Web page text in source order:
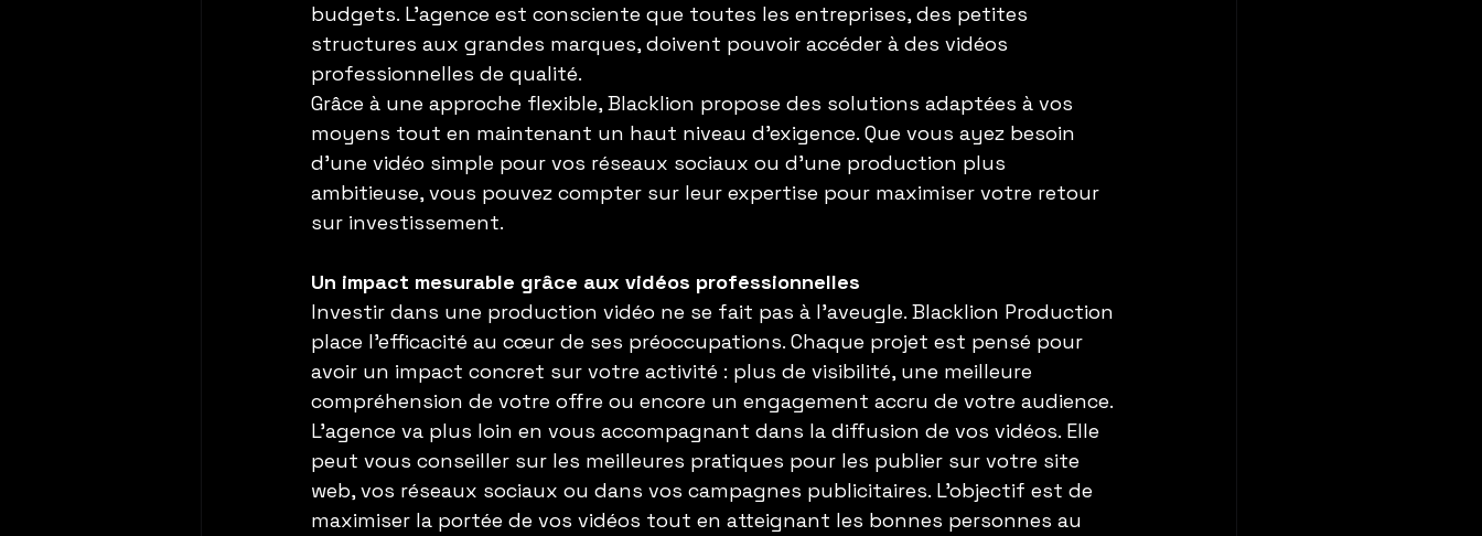
budgets. L’agence est consciente que toutes les entreprises, des petites
structures aux grandes marques, doivent pouvoir accéder à des vidéos
professionnelles de qualité.
Grâce à une approche flexible, Blacklion propose des solutions adaptées à vos
moyens tout en maintenant un haut niveau d’exigence. Que vous ayez besoin
d’une vidéo simple pour vos réseaux sociaux ou d’une production plus
ambitieuse, vous pouvez compter sur leur expertise pour maximiser votre retour
sur investissement.
Un impact mesurable grâce aux vidéos professionnelles
Investir dans une production vidéo ne se fait pas à l’aveugle. Blacklion Production
place l’efficacité au cœur de ses préoccupations. Chaque projet est pensé pour
avoir un impact concret sur votre activité : plus de visibilité, une meilleure
compréhension de votre offre ou encore un engagement accru de votre audience.
L’agence va plus loin en vous accompagnant dans la diffusion de vos vidéos. Elle
peut vous conseiller sur les meilleures pratiques pour les publier sur votre site
web, vos réseaux sociaux ou dans vos campagnes publicitaires. L’objectif est de
maximiser la portée de vos vidéos tout en atteignant les bonnes personnes au